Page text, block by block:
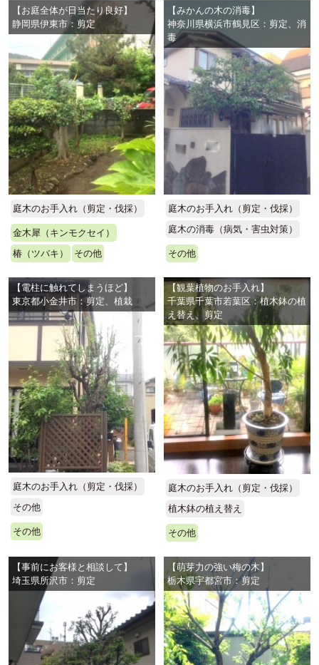
【お庭全体が日当たり良好】
静岡県伊東市：剪定
庭木のお手入れ（剪定・伐採）
金木犀（キンモクセイ）
椿（ツバキ）
その他
【みかんの木の消毒】
神奈川県横浜市鶴見区：剪定、消
毒
庭木のお手入れ（剪定・伐採）
庭木の消毒（病気・害虫対策）
その他
【電柱に触れてしまうほど】
東京都小金井市：剪定、植栽
庭木のお手入れ（剪定・伐採）
その他
その他
【観葉植物のお手入れ】
千葉県千葉市若葉区：植木鉢の植
え替え、剪定
庭木のお手入れ（剪定・伐採）
植木鉢の植え替え
その他
【事前にお客様と相談して】
埼玉県所沢市：剪定
【萌芽力の強い梅の木】
栃木県宇都宮市：剪定